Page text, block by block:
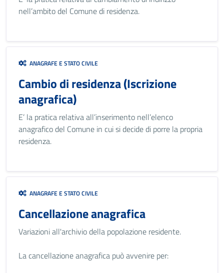
nell’ambito del Comune di residenza.
ANAGRAFE E STATO CIVILE
Cambio di residenza (Iscrizione
anagrafica)
E’ la pratica relativa all’inserimento nell’elenco
anagrafico del Comune in cui si decide di porre la propria
residenza.
ANAGRAFE E STATO CIVILE
Cancellazione anagrafica
Variazioni all'archivio della popolazione residente.
La cancellazione anagrafica può avvenire per: